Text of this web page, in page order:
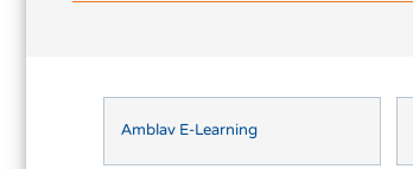
Amblav E-Learning